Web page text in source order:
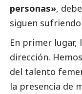
personas»,
siguen
En primer lugar,
dirección.
del talento
la presencia de